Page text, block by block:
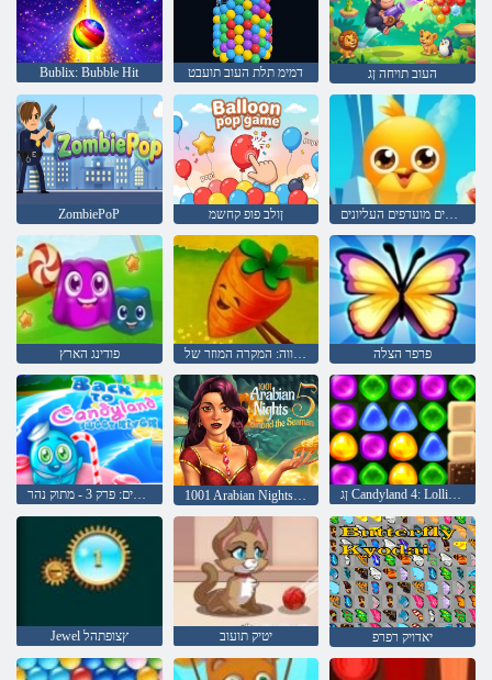
Bublix: Bubble Hit דמימ תלת העוב תועבט העוב תויחה ןג
ZombiePoP ןולב פופ קחשמ חברים מועדפים העליונים
פודינג הארץ החווה: המקרה המוזר של פרפר הצלה
לחזור לארץ הממתקים: פרק 3 - מתוק נהר 1001 Arabian Nights 5: ןמיס דבניס ןג Candyland 4: Lollipop הרזח
Jewel ץצופתהל יטיק תועוב יאדויק רפרפ